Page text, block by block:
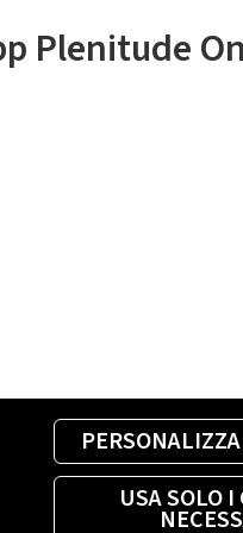
PERSONALIZZA
USA SOLO I
Plenitude